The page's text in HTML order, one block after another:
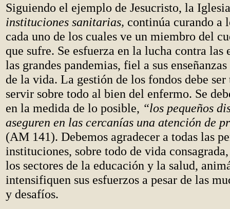
Siguiendo el ejemplo de Jesucristo, la
instituciones sanitarias, continúa curando a
cada uno de los cuales ve un miembro del
que sufre. Se esfuerza en la lucha contra las
las grandes pandemias, fiel a sus
de la vida. La gestión de los fondos debe ser
servir sobre todo al bien del enfermo. Se
en la medida de lo posible, “los pequeños
aseguren en las cercanías una atención de
(AM 141). Debemos agradecer a todas las
instituciones, sobre todo de vida
los sectores de la educación y la salud,
intensifiquen sus esfuerzos a pesar de las
y desafíos.